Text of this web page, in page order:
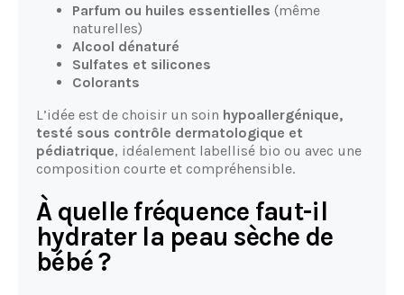
Parfum ou huiles essentielles (même
naturelles)
Alcool dénaturé
Sulfates et silicones
Colorants
L’idée est de choisir un soin hypoallergénique,
testé sous contrôle dermatologique et
pédiatrique, idéalement labellisé bio ou avec une
composition courte et compréhensible.
À quelle fréquence faut-il
hydrater la peau sèche de
bébé ?